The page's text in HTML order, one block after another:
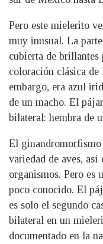
Pero este mielerito
muy inusual. La
cubierta de brillantes
coloración clásica de
embargo, era azul
de un macho. El
bilateral: hembra de
El ginandromorfismo
variedad de aves, así
organismos. Pero es
poco conocido. El
es solo el segundo
bilateral en un
documentado en la